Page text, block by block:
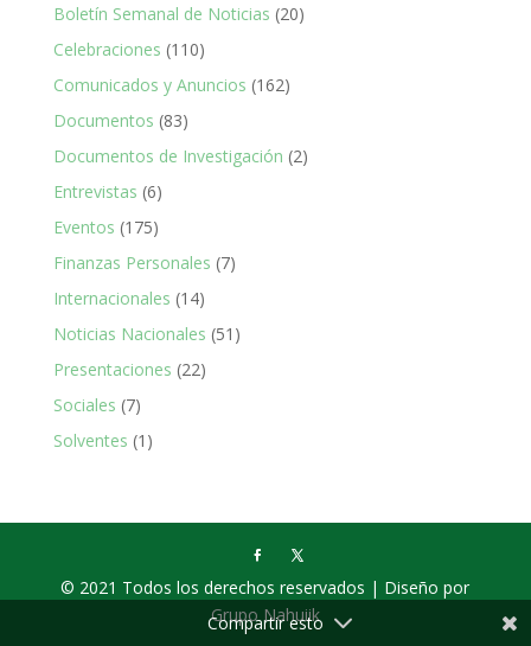
Boletín Semanal de Noticias (20)
Celebraciones (110)
Comunicados y Anuncios (162)
Documentos (83)
Documentos de Investigación (2)
Entrevistas (6)
Eventos (175)
Finanzas Personales (7)
Internacionales (14)
Noticias Nacionales (51)
Presentaciones (22)
Sociales (7)
Solventes (1)
© 2021 Todos los derechos reservados | Diseño por
Grupo Nahuiik
Compartir esto